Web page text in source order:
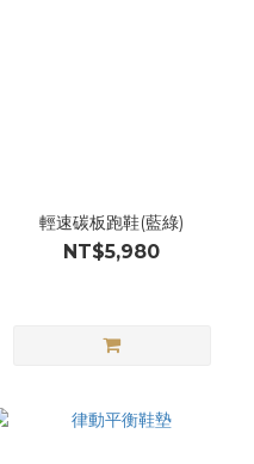
輕速碳板跑鞋(藍綠)
NT$5,980